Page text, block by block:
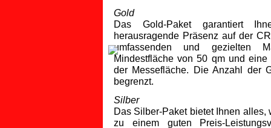
Gold
Das Gold-Paket garantiert
herausragende Präsenz auf der
umfassenden und gezielten
Mindestfläche von 50 qm und
der Messefläche. Die Anzahl der
begrenzt.
Silber
Das Silber-Paket bietet Ihnen
zu einem guten Preis-